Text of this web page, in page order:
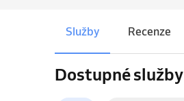
Služby Recenze
Dostupné služby